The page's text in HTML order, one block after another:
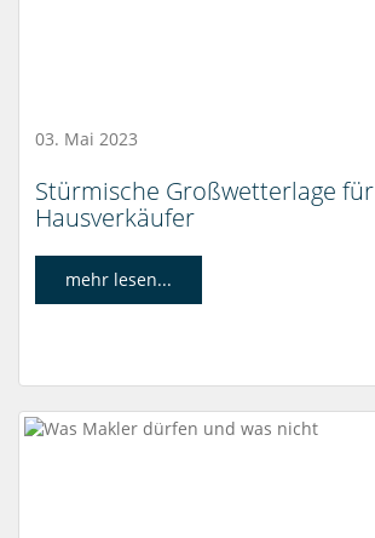
03. Mai 2023
Stürmische Großwetterlage für
Hausverkäufer
mehr lesen...